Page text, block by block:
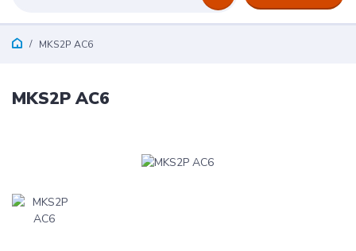
MKS2P AC6
MKS2P AC6